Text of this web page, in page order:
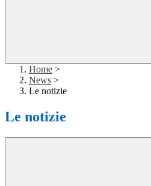
Home >
News >
Le notizie
Le notizie